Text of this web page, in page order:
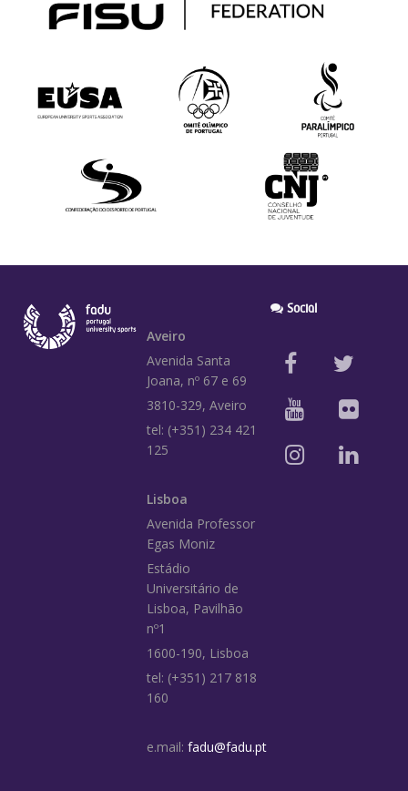
Aveiro
Avenida Santa
Joana, nº 67 e 69
3810-329, Aveiro
tel: (+351) 234 421
125
Lisboa
Avenida Professor
Egas Moniz
Estádio
Universitário de
Lisboa, Pavilhão
nº1
1600-190, Lisboa
tel: (+351) 217 818
160
e.mail: fadu@fadu.pt
Social